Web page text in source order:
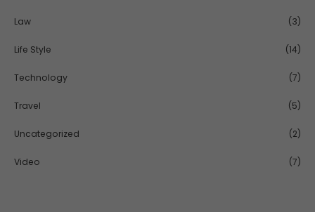
Law (3)
Life Style (14)
Technology (7)
Travel (5)
Uncategorized (2)
Video (7)